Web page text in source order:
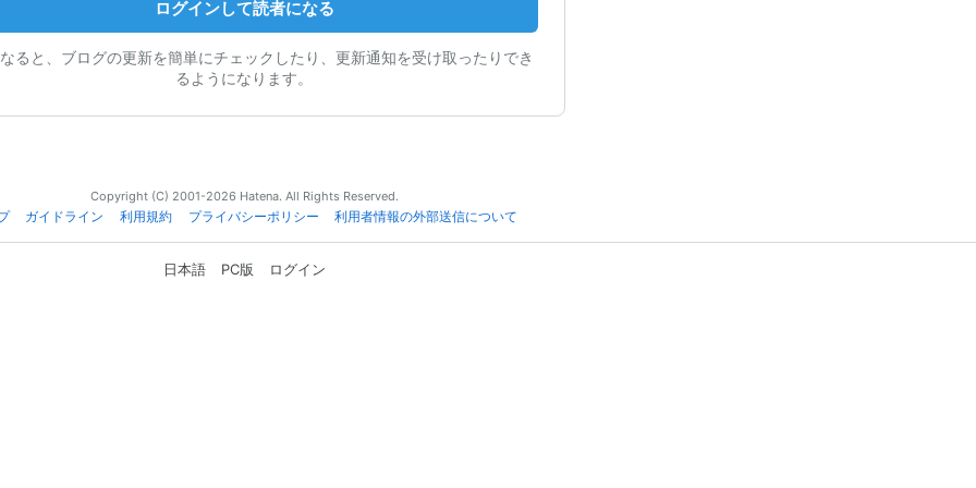
ログインして読者になる
ると、ブログの更新を簡単にチェックしたり、更新通知を受け取ったりでき
るようになります。
Copyright (C) 2001-2026 Hatena. All Rights Reserved.
ガイドライン 利用規約 プライバシーポリシー 利用者情報の外部送信について
日本語 PC版 ログイン